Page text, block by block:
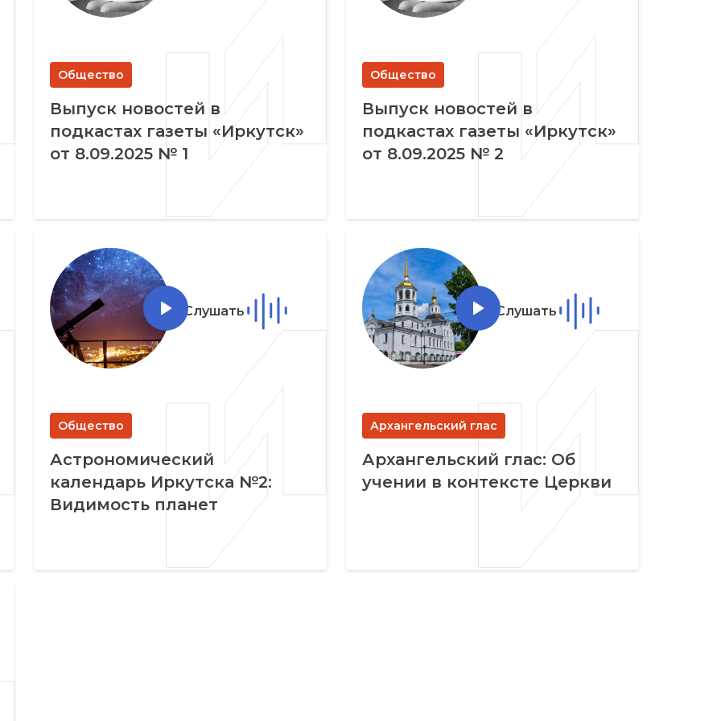
Общество
Выпуск новостей в
подкастах газеты «Иркутск»
от 8.09.2025 № 1
Общество
Выпуск новостей в
подкастах газеты «Иркутск»
от 8.09.2025 № 2
Слушать
Общество
Астрономический
календарь Иркутска №2:
Видимость планет
Слушать
Архангельский глас
Архангельский глас: Об
учении в контексте Церкви